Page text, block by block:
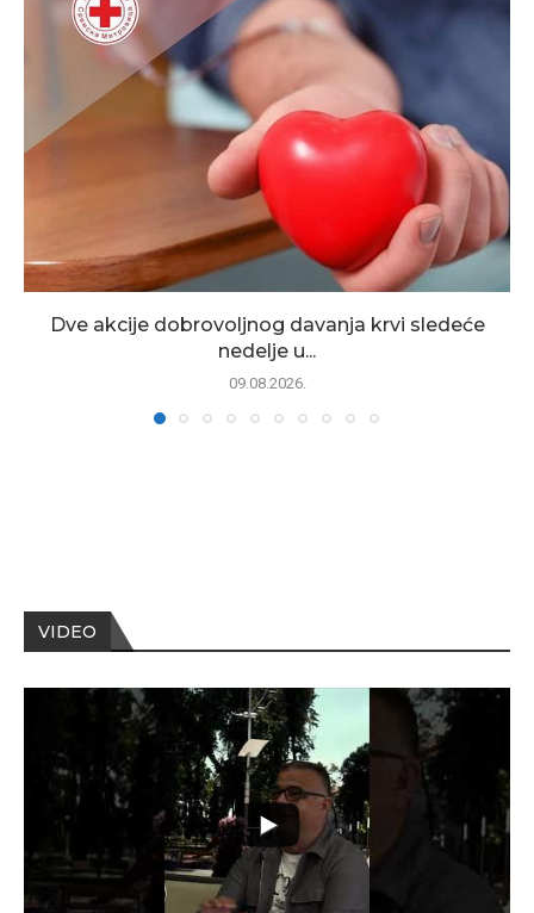
Dve akcije dobrovoljnog davanja krvi sledeće
nedelje u...
09.08.2026.
VIDEO